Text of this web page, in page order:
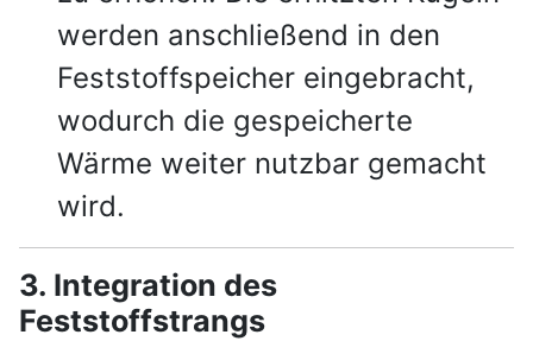
werden anschließend in den
Feststoffspeicher eingebracht,
wodurch die gespeicherte
Wärme weiter nutzbar gemacht
wird.
3. Integration des
Feststoffstrangs